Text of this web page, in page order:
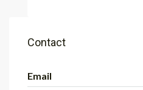
Contact
Email